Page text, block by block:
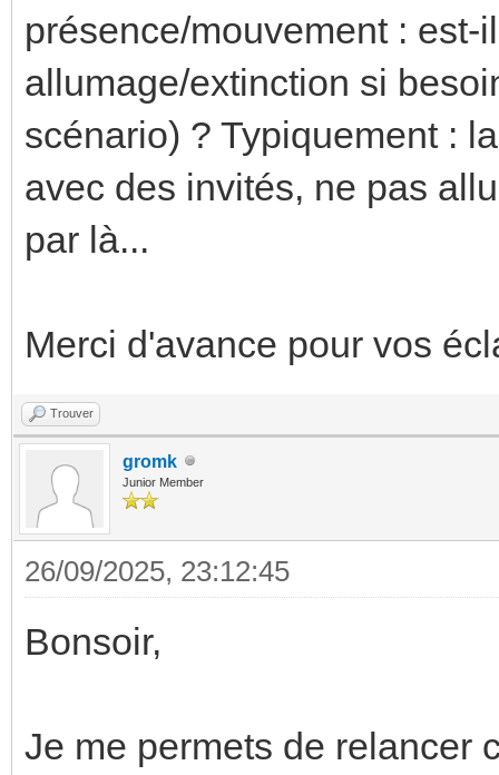
présence/mouvement :
allumage/extinction si
scénario) ? Typiquement :
avec des invités, ne pas
par là...
Merci d'avance pour vos
Trouver
gromk
Junior Member
26/09/2025, 23:12:45
Bonsoir,
Je me permets de relancer